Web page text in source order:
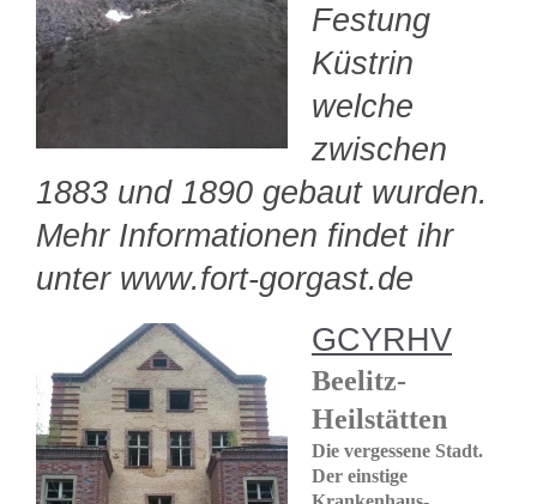
Festung
Küstrin
welche
zwischen
1883 und 1890 gebaut wurden.
Mehr Informationen findet ihr
unter www.fort-gorgast.de
GCYRHV
Beelitz-
Heilstätten
Die vergessene Stadt.
Der einstige